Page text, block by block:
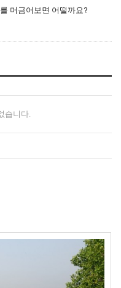
머금어보면 어떨까요?
습니다.